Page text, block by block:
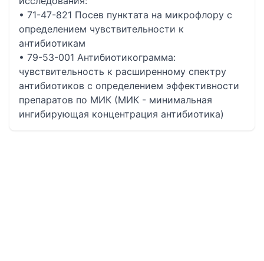
• 71-47-821 Посев пунктата на микрофлору с
определением чувcтвительности к
антибиотикам
• 79-53-001 Антибиотикограмма:
чувствительность к расширенному спектру
антибиотиков с определением эффективности
препаратов по МИК (МИК - минимальная
ингибирующая концентрация антибиотика)